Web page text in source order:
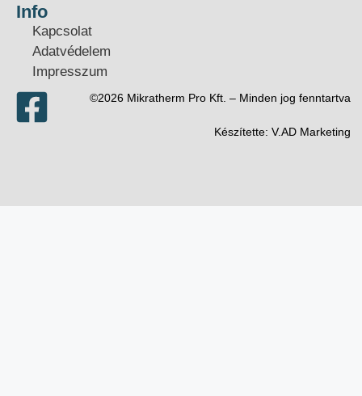
Info
Kapcsolat
Adatvédelem
Impresszum
©2026 Mikratherm Pro Kft. – Minden jog fenntartva​
Készítette: V.AD Marketing